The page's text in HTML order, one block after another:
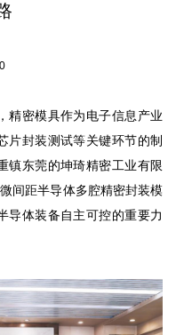
精密模具作为电子信息产业
片封装测试等关键环节的制
镇东莞的坤琦精密工业有限
间距半导体多腔精密封装模
导体装备自主可控的重要力